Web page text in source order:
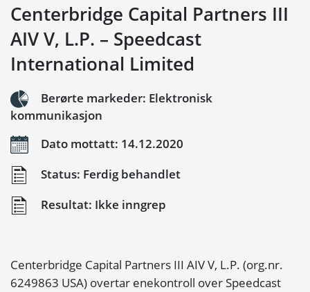
Centerbridge Capital Partners III
AIV V, L.P. – Speedcast
International Limited
Berørte markeder: Elektronisk
kommunikasjon
Dato mottatt: 14.12.2020
Status: Ferdig behandlet
Resultat: Ikke inngrep
Centerbridge Capital Partners III AIV V, L.P. (org.nr.
6249863 USA) overtar enekontroll over Speedcast